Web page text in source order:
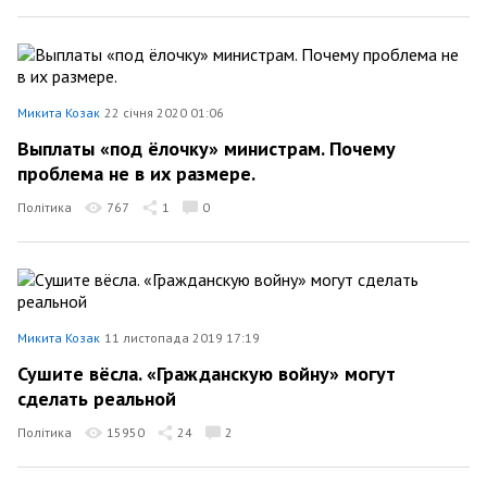
Микита Козак 22 січня 2020 01:06
Выплаты «под ёлочку» министрам. Почему
проблема не в их размере.
Політика 767 1 0
Микита Козак 11 листопада 2019 17:19
Сушите вёсла. «Гражданскую войну» могут
сделать реальной
Політика 15950 24 2